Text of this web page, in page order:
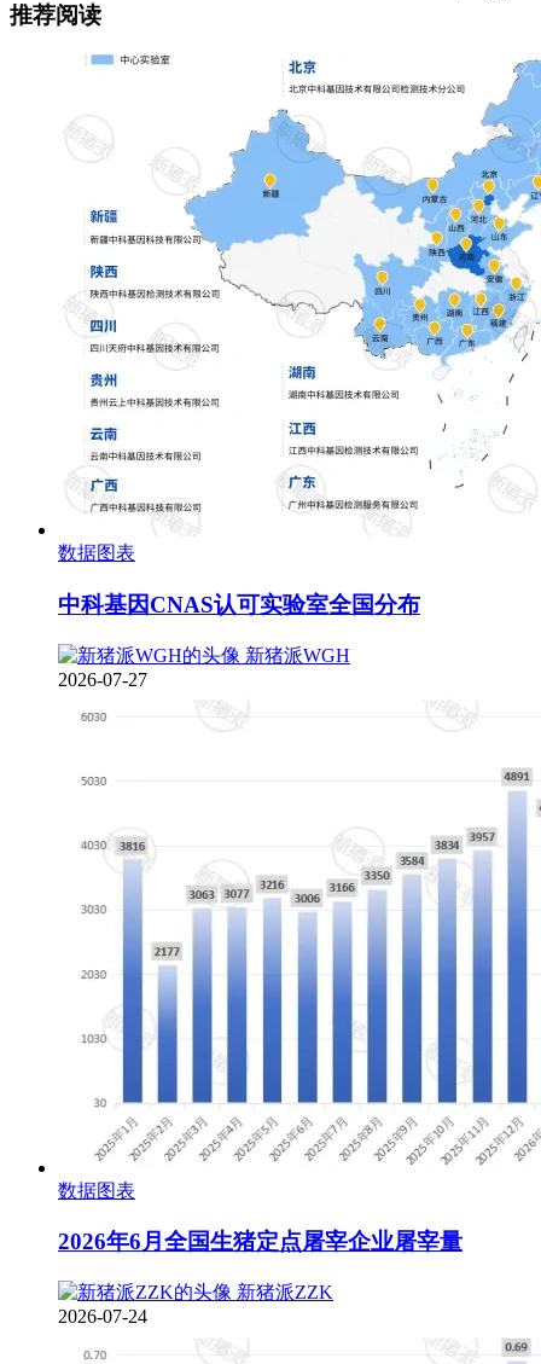
推荐阅读
数据图表
中科基因CNAS认可实验室全国分布
新猪派WGH
2026-07-27
数据图表
2026年6月全国生猪定点屠宰企业屠宰量
新猪派ZZK
2026-07-24